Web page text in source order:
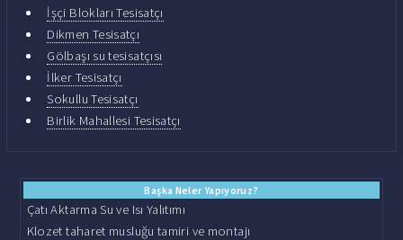
İşçi Blokları Tesisatçı
Dikmen Tesisatçı
Gölbaşı su tesisatçısı
İlker Tesisatçı
Sokullu Tesisatçı
Birlik Mahallesi Tesisatçı
Başka Neler Yapıyoruz?
Çatı Aktarma Su ve Isı Yalıtımı
Klozet taharet musluğu tamiri ve montajı